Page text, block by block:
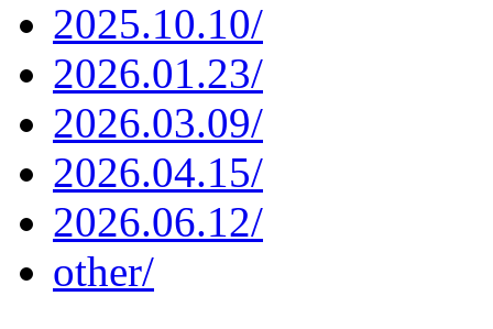
2025.10.10/
2026.01.23/
2026.03.09/
2026.04.15/
2026.06.12/
other/